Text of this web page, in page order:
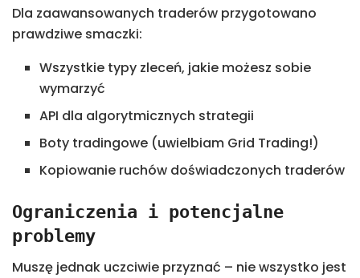
Dla zaawansowanych traderów przygotowano
prawdziwe smaczki:
Wszystkie typy zleceń, jakie możesz sobie
wymarzyć
API dla algorytmicznych strategii
Boty tradingowe (uwielbiam Grid Trading!)
Kopiowanie ruchów doświadczonych traderów
Ograniczenia i potencjalne
problemy
Muszę jednak uczciwie przyznać – nie wszystko jest